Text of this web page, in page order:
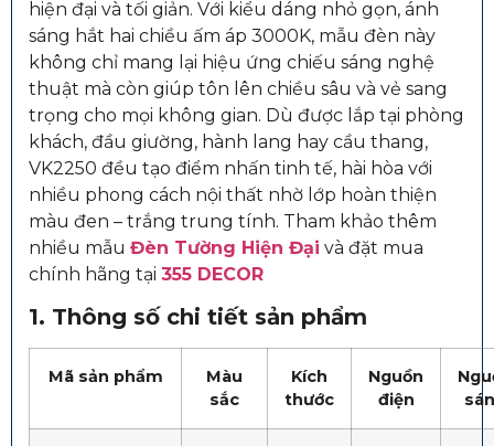
hiện đại và tối giản. Với kiểu dáng nhỏ gọn, ánh
sáng hắt hai chiều ấm áp 3000K, mẫu đèn này
không chỉ mang lại hiệu ứng chiếu sáng nghệ
thuật mà còn giúp tôn lên chiều sâu và vẻ sang
trọng cho mọi không gian. Dù được lắp tại phòng
khách, đầu giường, hành lang hay cầu thang,
VK2250 đều tạo điểm nhấn tinh tế, hài hòa với
nhiều phong cách nội thất nhờ lớp hoàn thiện
màu đen – trắng trung tính. Tham khảo thêm
nhiều mẫu Đèn Tường Hiện Đại và đặt mua
chính hãng tại 355 DECOR
1. Thông số chi tiết sản phẩm
Mã sản phẩm
Màu
sắc
Kích
thước
Nguồn
điện